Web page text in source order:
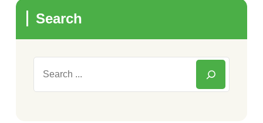
Search